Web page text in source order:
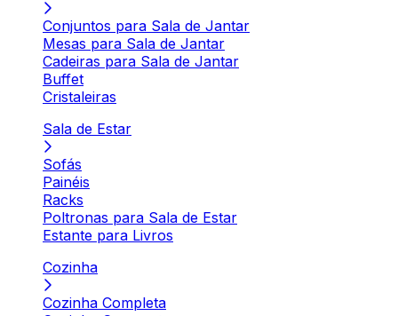
Conjuntos para Sala de Jantar
Mesas para Sala de Jantar
Cadeiras para Sala de Jantar
Buffet
Cristaleiras
Sala de Estar
Sofás
Painéis
Racks
Poltronas para Sala de Estar
Estante para Livros
Cozinha
Cozinha Completa